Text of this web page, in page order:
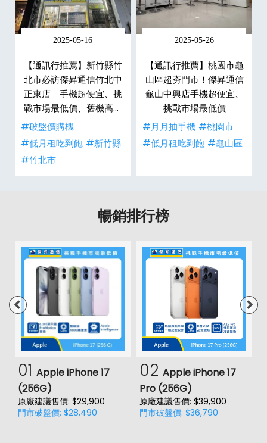
2025-05-16
【通訊行推薦】新竹縣竹
北市必訪傑昇通信竹北中
正東店｜手機超便宜、挑
戰市場最低價、舊機高價
現金回收
#破盤價購機
#低月租吃到飽 #新竹縣
#竹北市
2025-05-26
【通訊行推薦】桃園市龜
山區超夯門市！傑昇通信
龜山中興店手機超便宜、
挑戰市場最低價
#月月抽手機 #桃園市
#低月租吃到飽 #龜山區
暢銷排行榜
01 Apple iPhone 17
(256G)
原廠建議售價: $29,900
門市破盤價: $28,490
02 Apple iPhone 17
Pro (256G)
原廠建議售價: $39,900
門市破盤價: $36,790